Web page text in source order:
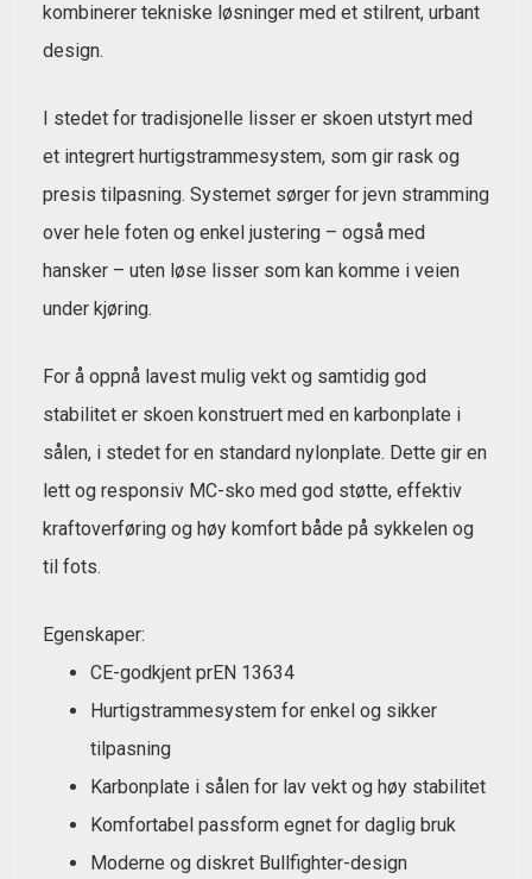
kombinerer tekniske løsninger med et stilrent, urbant
design.
I stedet for tradisjonelle lisser er skoen utstyrt med
et integrert hurtigstrammesystem, som gir rask og
presis tilpasning. Systemet sørger for jevn stramming
over hele foten og enkel justering – også med
hansker – uten løse lisser som kan komme i veien
under kjøring.
For å oppnå lavest mulig vekt og samtidig god
stabilitet er skoen konstruert med en karbonplate i
sålen, i stedet for en standard nylonplate. Dette gir en
lett og responsiv MC-sko med god støtte, effektiv
kraftoverføring og høy komfort både på sykkelen og
til fots.
Egenskaper:
CE-godkjent prEN 13634
Hurtigstrammesystem for enkel og sikker
tilpasning
Karbonplate i sålen for lav vekt og høy stabilitet
Komfortabel passform egnet for daglig bruk
Moderne og diskret Bullfighter-design